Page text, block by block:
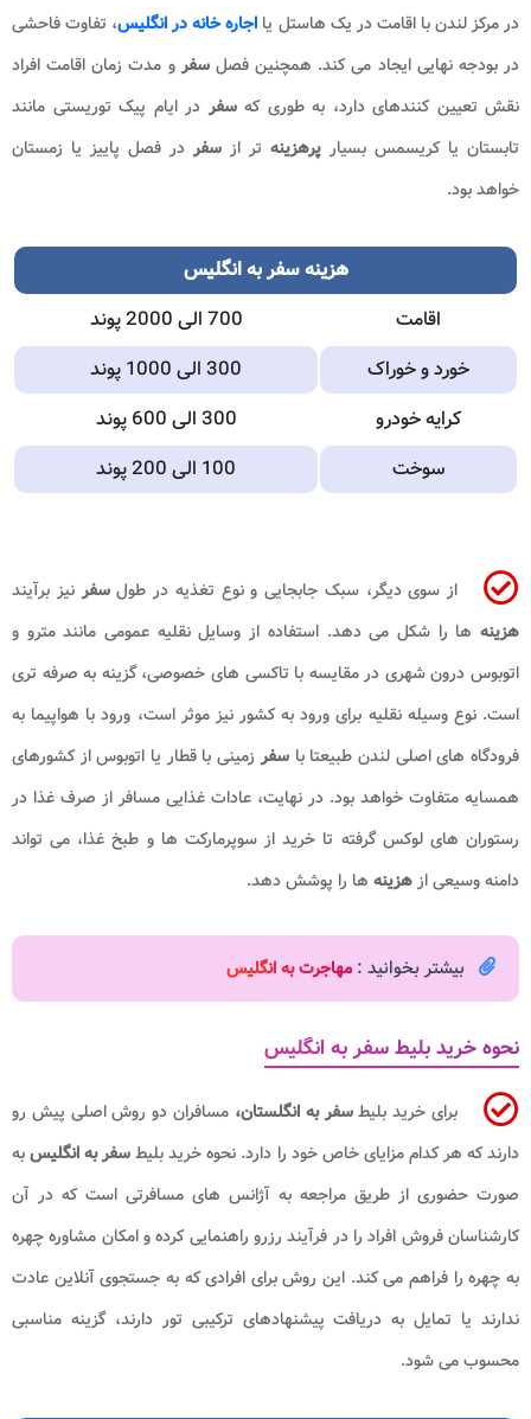
در مرکز لندن با اقامت در یک هاستل یا اجاره خانه در انگلیس، تفاوت فاحشی
در بودجه نهایی ایجاد می کند. همچنین فصلسفرو مدت زمان اقامت افراد
نقش تعیین کنندهای دارد، به طوری کهسفر در ایام پیک توریستی مانند
تابستان یا کریسمس بسیار پرهزینه تر از سفر در فصل پاییز یا زمستان
خواهد بود.
هزینه سفر به انگلیس
اقامت
700 الی 2000 پوند
خورد و خوراک
300 الی 1000 پوند
کرایه خودرو
300 الی 600 پوند
سوخت
100 الی 200 پوند
از سوی دیگر، سبک جابجایی و نوع تغذیه در طولسفرنیز برآیند
هزینه ها را شکل می دهد. استفاده از وسایل نقلیه عمومی مانند مترو و
اتوبوس درون شهری در مقایسه با تاکسی های خصوصی، گزینه به صرفه تری
است. نوع وسیله نقلیه برای ورود به کشور نیز موثر است، ورود با هواپیما به
فرودگاه های اصلی لندن طبیعتا باسفر زمینی با قطار یا اتوبوس از کشورهای
همسایه متفاوت خواهد بود. در نهایت، عادات غذایی مسافر از صرف غذا در
رستوران های لوکس گرفته تا خرید از سوپرمارکت ها و طبخ غذا، می تواند
دامنه وسیعی ازهزینه ها را پوشش دهد.
بیشتر بخوانید : مهاجرت به انگلیس
نحوه خرید بلیط سفر به انگلیس
برای خرید بلیطسفر به انگلستان، مسافران دو روش اصلی پیش رو
دارند که هر کدام مزایای خاص خود را دارد. نحوه خرید بلیطسفر به انگلیسبه
صورت حضوری از طریق مراجعه به آژانس های مسافرتی است که در آن
کارشناسان فروش افراد را در فرآیند رزرو راهنمایی کرده و امکان مشاوره چهره
به چهره را فراهم می کند. این روش برای افرادی که به جستجوی آنلاین عادت
ندارند یا تمایل به دریافت پیشنهادهای ترکیبی تور دارند، گزینه مناسبی
محسوب می شود.